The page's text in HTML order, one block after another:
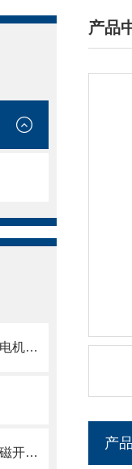
内置编码器可以自由确定位移的电机——伺服电机
小丸子分享标准形电磁接触器电磁开关 TeSys GIGA 系列
产品
/
产